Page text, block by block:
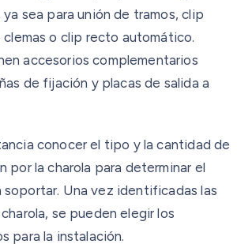
sea para unión de tramos, clip
o clip recto automático.
accesorios complementarios
de fijación y placas de salida a
conocer el tipo y la cantidad de
por la charola para determinar el
soportar. Una vez identificadas las
se pueden elegir los
para la instalación.